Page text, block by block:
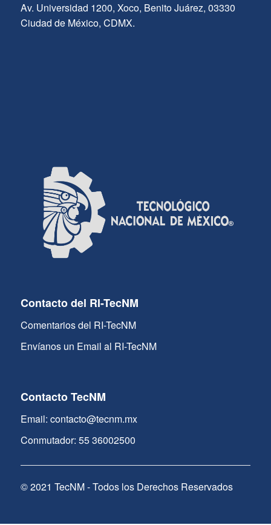
Av. Universidad 1200, Xoco, Benito Juárez, 03330
Ciudad de México, CDMX.
Contacto del RI-TecNM
Comentarios del RI-TecNM
Envíanos un Email al RI-TecNM
Contacto TecNM
Email: contacto@tecnm.mx
Conmutador: 55 36002500
© 2021 TecNM - Todos los Derechos Reservados